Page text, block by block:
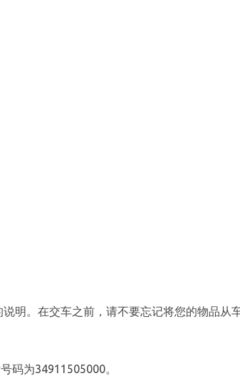
明。在交车之前，请不要忘记将您的物品从
码为34911505000。